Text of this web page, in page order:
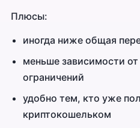
Плюсы:
иногда ниже общая
меньше зависимости от
ограничений
удобно тем, кто уже
криптокошельком